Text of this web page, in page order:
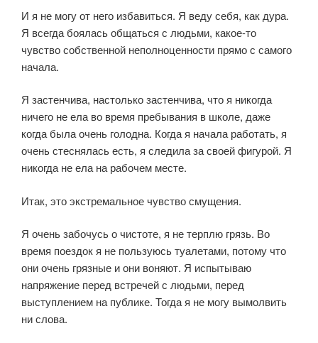
И я не могу от него избавиться. Я веду себя, как дура.
Я всегда боялась общаться с людьми, какое-то
чувство собственной неполноценности прямо с самого
начала.
Я застенчива, настолько застенчива, что я никогда
ничего не ела во время пребывания в школе, даже
когда была очень голодна. Когда я начала работать, я
очень стеснялась есть, я следила за своей фигурой. Я
никогда не ела на рабочем месте.
Итак, это экстремальное чувство смущения.
Я очень забочусь о чистоте, я не терплю грязь. Во
время поездок я не пользуюсь туалетами, потому что
они очень грязные и они воняют. Я испытываю
напряжение перед встречей с людьми, перед
выступлением на публике. Тогда я не могу вымолвить
ни слова.